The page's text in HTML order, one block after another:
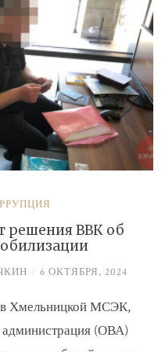
решения ВВК об
/ 6 ОКТЯБРЯ, 2024
в Хмельницкой МСЭК,
администрация (ОВА)